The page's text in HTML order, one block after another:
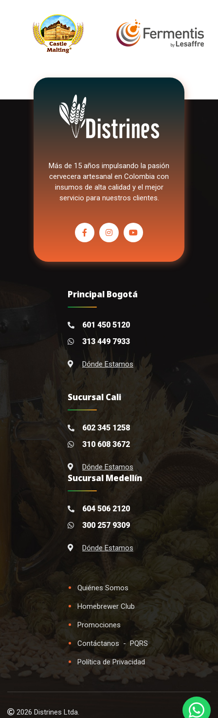
Más de 15 años impulsando la pasión
cervecera artesanal en Colombia con
insumos de alta calidad y el mejor
servicio para nuestros clientes.
Principal Bogotá
601 450 5120
313 449 7933
Dónde Estamos
Sucursal Cali
602 345 1258
310 608 3672
Dónde Estamos
Sucursal Medellín
604 506 2120
300 257 9309
Dónde Estamos
Quiénes Somos
Homebrewer Club
Promociones
Contáctanos - PQRS
Política de Privacidad
2026 Distrines Ltda.